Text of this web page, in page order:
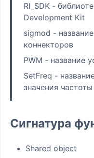
RI_SDK -
Development Kit
sigmod -
коннекторов
PWM - название
SetFreq -
значения
Сигнатура
Shared object